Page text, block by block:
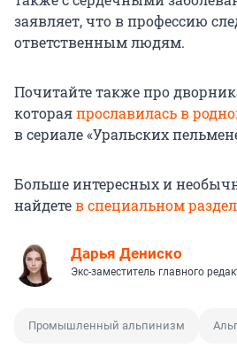
заявляет, что в профессию
ответственным людям.
Почитайте также про
котораяпрославилась в
в сериале «Уральских
Больше интересных и
найдетев специальном
Дарья Дениско
Экс-заместитель главного
Промышленный альпинизм